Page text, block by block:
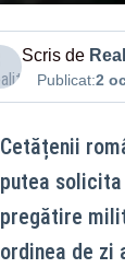
Scris de
Publicat:2
Cetățenii
putea
pregătire
ordinea de zi